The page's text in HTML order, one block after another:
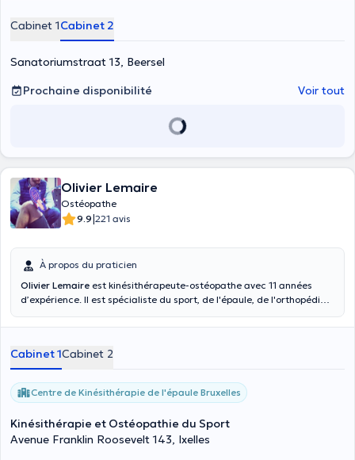
Cabinet 1Cabinet 2
Sanatoriumstraat 13, Beersel
Prochaine disponibilité
Voir tout
Olivier Lemaire
Ostéopathe
9.9|221 avis
À propos du praticien
Olivier Lemaire est kinésithérapeute-ostéopathe avec 11 années
d’expérience. Il est spécialiste du sport, de l'épaule, de l'orthopédie
thérapie manuelle et en ostéopathie à l'IFSO Vichy, à l'ETMA et dans
Cabinet 1Cabinet 2
Centre de Kinésithérapie de l'épaule Bruxelles
Kinésithérapie et Ostéopathie du Sport
Avenue Franklin Roosevelt 143, Ixelles